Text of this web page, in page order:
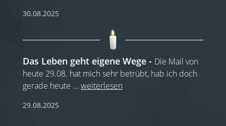
30.08.2025
Das Leben geht eigene Wege
Die Mail von
heute 29.08. hat mich sehr betrübt, hab ich doch
gerade heute ... weiterlesen
29.08.2025